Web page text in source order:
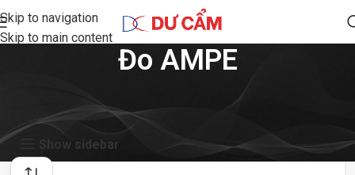
Skip to navigation
Skip to main content
Đo AMPE
Showing all 9 results
Show sidebar